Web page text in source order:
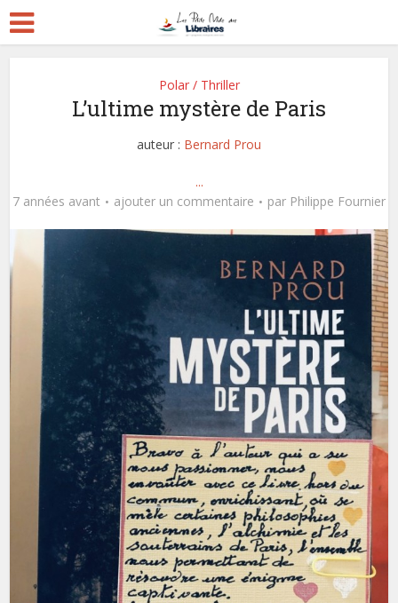
Polar / Thriller
L’ultime mystère de Paris
auteur : Bernard Prou
...
7 années avant
ajouter un commentaire par Philippe Fournier